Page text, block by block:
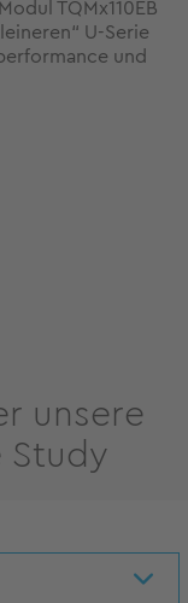
TQMx110EB
U-Serie
und
unsere
Study